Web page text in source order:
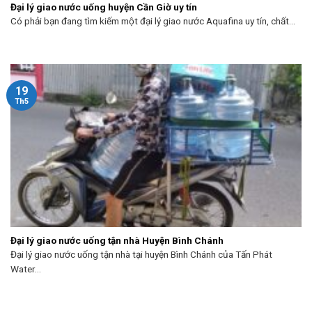
Đại lý giao nước uống huyện Cần Giờ uy tín
Có phải bạn đang tìm kiếm một đại lý giao nước Aquafina uy tín, chất...
Đại lý giao nước uống tận nhà Huyện Bình Chánh
Đại lý giao nước uống tận nhà tại huyện Bình Chánh của Tấn Phát
Water...
19
Th5